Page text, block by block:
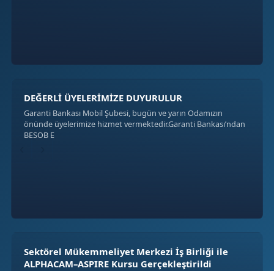
DEĞERLİ ÜYELERİMİZE DUYURULUR
Garanti Bankası Mobil Şubesi, bugün ve yarın Odamızın
önünde üyelerimize hizmet vermektedir.Garanti Bankası’ndan
BESOB E
Sektörel Mükemmeliyet Merkezi İş Birliği ile
ALPHACAM–ASPIRE Kursu Gerçekleştirildi